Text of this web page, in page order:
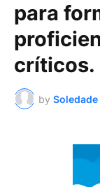
para
críticos.
by